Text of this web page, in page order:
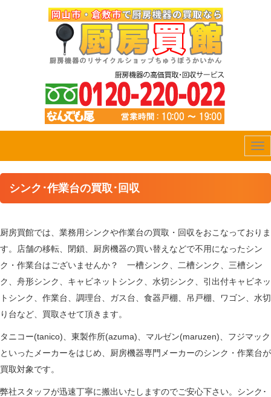
シンク･作業台の買取･回収
厨房買館では、業務用シンクや作業台の買取・回収をおこなっておりま
す。店舗の移転、閉鎖、厨房機器の買い替えなどで不用になったシン
ク・作業台はございませんか？ 一槽シンク、二槽シンク、三槽シン
ク、舟形シンク、キャビネットシンク、水切シンク、引出付キャビネッ
トシンク、作業台、調理台、ガス台、食器戸棚、吊戸棚、ワゴン、水切
り台など、買取させて頂きます。
タニコー(tanico)、東製作所(azuma)、マルゼン(maruzen)、フジマック
といったメーカーをはじめ、厨房機器専門メーカーのシンク・作業台が
買取対象です。
弊社スタッフが迅速丁寧に搬出いたしますのでご安心下さい。シンク･